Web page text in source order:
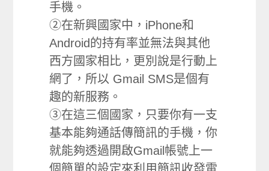
手機。
②在新興國家中，iPhone和
Android的持有率並無法與其他
西方國家相比，更別說是行動上
網了，所以 Gmail SMS是個有
趣的新服務。
③在這三個國家，只要你有一支
基本能夠通話傳簡訊的手機，你
就能夠透過開啟Gmail帳號上一